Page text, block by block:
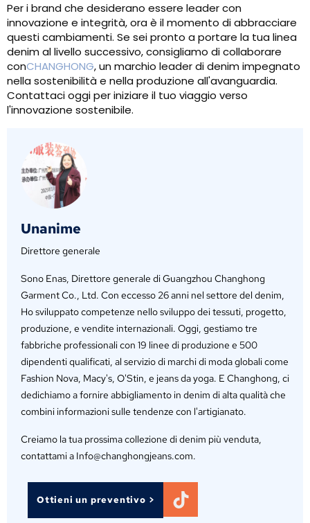
Per i brand che desiderano essere leader con
innovazione e integrità, ora è il momento di abbracciare
questi cambiamenti. Se sei pronto a portare la tua linea
denim al livello successivo, consigliamo di collaborare
conCHANGHONG, un marchio leader di denim impegnato
nella sostenibilità e nella produzione all'avanguardia.
Contattaci oggi per iniziare il tuo viaggio verso
l'innovazione sostenibile.
Unanime
Direttore generale
Sono Enas, Direttore generale di Guangzhou Changhong
Garment Co., Ltd. Con eccesso 26 anni nel settore del denim,
Ho sviluppato competenze nello sviluppo dei tessuti, progetto,
produzione, e vendite internazionali. Oggi, gestiamo tre
fabbriche professionali con 19 linee di produzione e 500
dipendenti qualificati, al servizio di marchi di moda globali come
Fashion Nova, Macy's, O'Stin, e jeans da yoga. E Changhong, ci
dedichiamo a fornire abbigliamento in denim di alta qualità che
combini informazioni sulle tendenze con l'artigianato.
Creiamo la tua prossima collezione di denim più venduta,
contattami a Info@changhongjeans.com.
Ottieni un preventivo >